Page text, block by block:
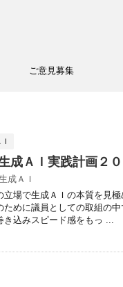
ご意見募集
成ＡＩ実践計画２
成ＡＩ
場で生成ＡＩの本質を見
ために議員としての取組の
き込みスピード感をもっ ...